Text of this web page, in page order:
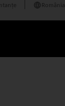
România